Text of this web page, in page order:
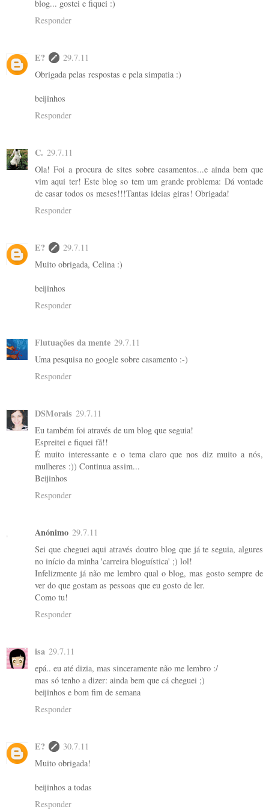
blog... gostei e fiquei :)
Responder
E?
29.7.11
Obrigada pelas respostas e pela simpatia :)
beijinhos
Responder
C. 29.7.11
Ola! Foi a procura de sites sobre casamentos...e ainda bem que
vim aqui ter! Este blog so tem um grande problema: Dá vontade
de casar todos os meses!!!Tantas ideias giras! Obrigada!
Responder
E?
29.7.11
Muito obrigada, Celina :)
beijinhos
Responder
Flutuações da mente 29.7.11
Uma pesquisa no google sobre casamento :-)
Responder
DSMorais 29.7.11
Eu também foi através de um blog que seguia!
Espreitei e fiquei fã!!
É muito interessante e o tema claro que nos diz muito a nós,
mulheres :)) Continua assim...
Beijinhos
Responder
Anónimo 29.7.11
Sei que cheguei aqui através doutro blog que já te seguia, algures
no início da minha 'carreira bloguística' ;) lol!
Infelizmente já não me lembro qual o blog, mas gosto sempre de
ver do que gostam as pessoas que eu gosto de ler.
Como tu!
Responder
isa 29.7.11
epá.. eu até dizia, mas sinceramente não me lembro :/
mas só tenho a dizer: ainda bem que cá cheguei ;)
beijinhos e bom fim de semana
Responder
E?
30.7.11
Muito obrigada!
beijinhos a todas
Responder